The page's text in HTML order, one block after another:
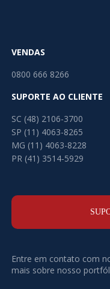
VENDAS
0800 666 8266
SUPORTE AO CLIENTE
SC (48) 2106-3700
SP (11) 4063-8265
MG (11) 4063-8228
PR (41) 3514-5929
Entre em contato com
mais sobre nosso